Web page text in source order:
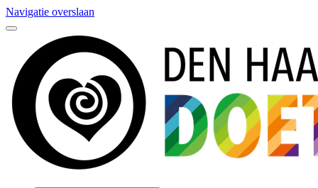
Navigatie overslaan